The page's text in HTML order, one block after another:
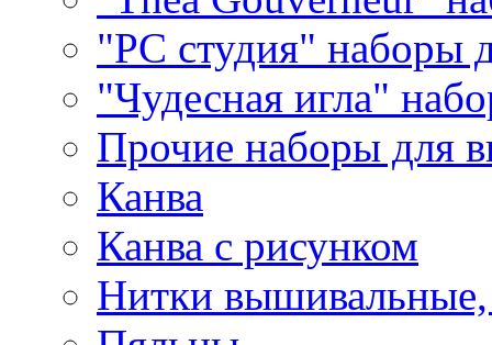
"РС студия" наборы
"Чудесная игла"
Прочие наборы для
Канва
Канва с рисунком
Нитки